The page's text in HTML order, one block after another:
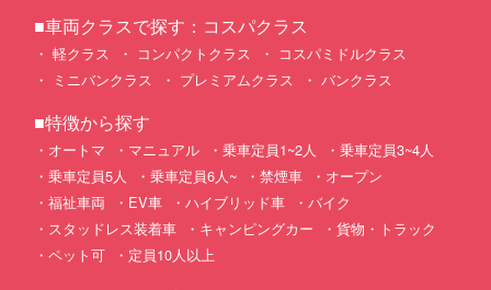
■車両クラスで探す：コスパクラス
軽クラス コンパクトクラス
コスパミドルクラス
ミニバンクラス
プレミアムクラス バンクラス
■特徴から探す
オートマ マニュアル 乗車定員1~2人
乗車定員3~4人
乗車定員5人
乗車定員6人~ 禁煙車
オープン
福祉車両
EV車 ハイブリッド車
バイク
スタッドレス装着車
キャンピングカー
貨物・トラック
ペット可
定員10人以上